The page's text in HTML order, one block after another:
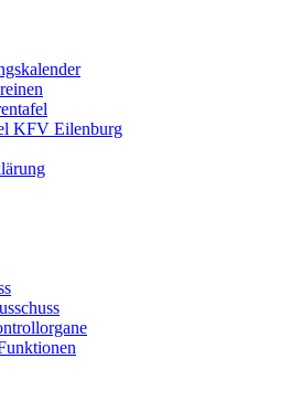
KFV Eilenburg